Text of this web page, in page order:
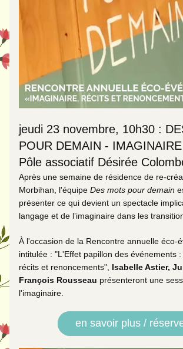
jeudi 23 novembre, 10h30 :
POUR DEMAIN - IMAGINAIRE
Pôle associatif Désirée
Après une semaine de résidence de re-
Morbihan, l'équipe Des mots pour demain
présenter ce qui devient un spectacle
langage et de l’imaginaire dans les
À l'occasion de la Rencontre annuelle éco-
intitulée : "L'Effet papillon des événements :
récits et renoncements", Isabelle Astier,
François Rousseau présenteront une
l'imaginaire.
en savoir plus /